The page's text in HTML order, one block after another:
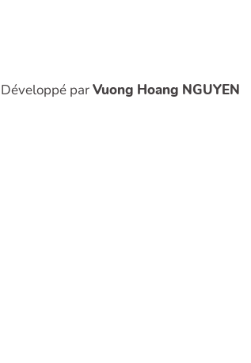
Développé parVuong Hoang NGUYEN